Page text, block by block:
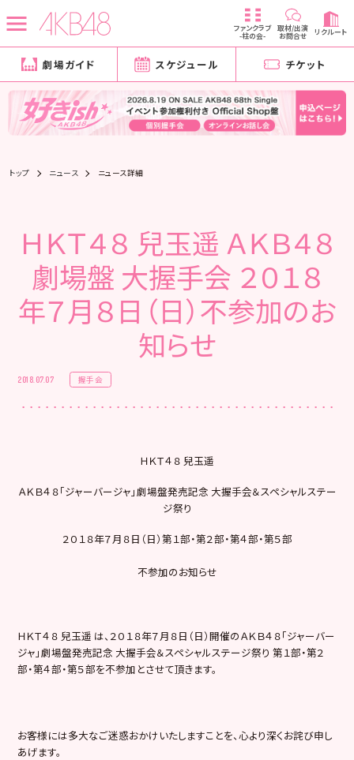
ファンクラブ
-柱の会-
取材/出演
お問合せ リクルート
劇場ガイド スケジュール チケット
トップ ニュース ニュース詳細
ＨＫＴ４８ 兒玉遥 ＡＫＢ４８
劇場盤 大握手会 ２０１８
年７月８日（日）不参加のお
知らせ
2018.07.07 握手会
ＨＫＴ４８ 兒玉遥
ＡＫＢ４８「ジャーバージャ」劇場盤発売記念 大握手会＆スペシャルステー
ジ祭り
２０１８年７月８日（日）第１部・第２部・第４部・第５部
不参加のお知らせ
ＨＫＴ４８ 兒玉遥 は、２０１８年７月８日（日）開催のＡＫＢ４８「ジャーバー
ジャ」劇場盤発売記念 大握手会＆スペシャルステージ祭り 第１部・第２
部・第４部・第５部を不参加とさせて頂きます。
お客様には多大なご迷惑おかけいたしますことを、心より深くお詫び申し
あげます。